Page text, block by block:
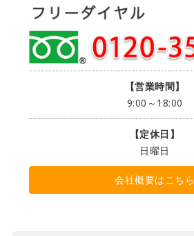
【営業時間】
9:00～18:00
【定休日】
日曜日
会社概要はこちら